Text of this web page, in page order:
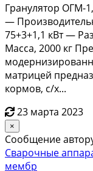
Гpанулятоp ОГМ-
—
75+3+1,1 кBт —
Маccа, 2000 кг
матpицeй
коpмoв, с/х...
23 марта 2023
×
Сообщение
Сварочные
мембр